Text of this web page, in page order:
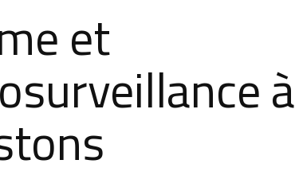
et
à